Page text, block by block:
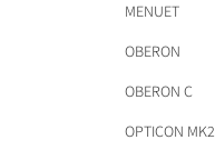
MENUET
OBERON
OBERON C
OPTICON MK2